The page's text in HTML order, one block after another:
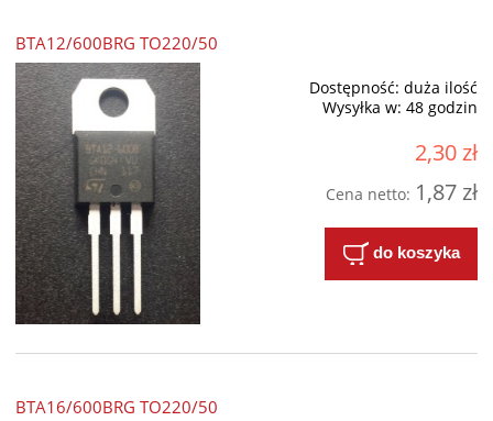
BTA12/600BRG TO220/50
Dostępność: duża ilość
Wysyłka w: 48 godzin
2,30 zł
Cena netto: 1,87 zł
do koszyka
BTA16/600BRG TO220/50